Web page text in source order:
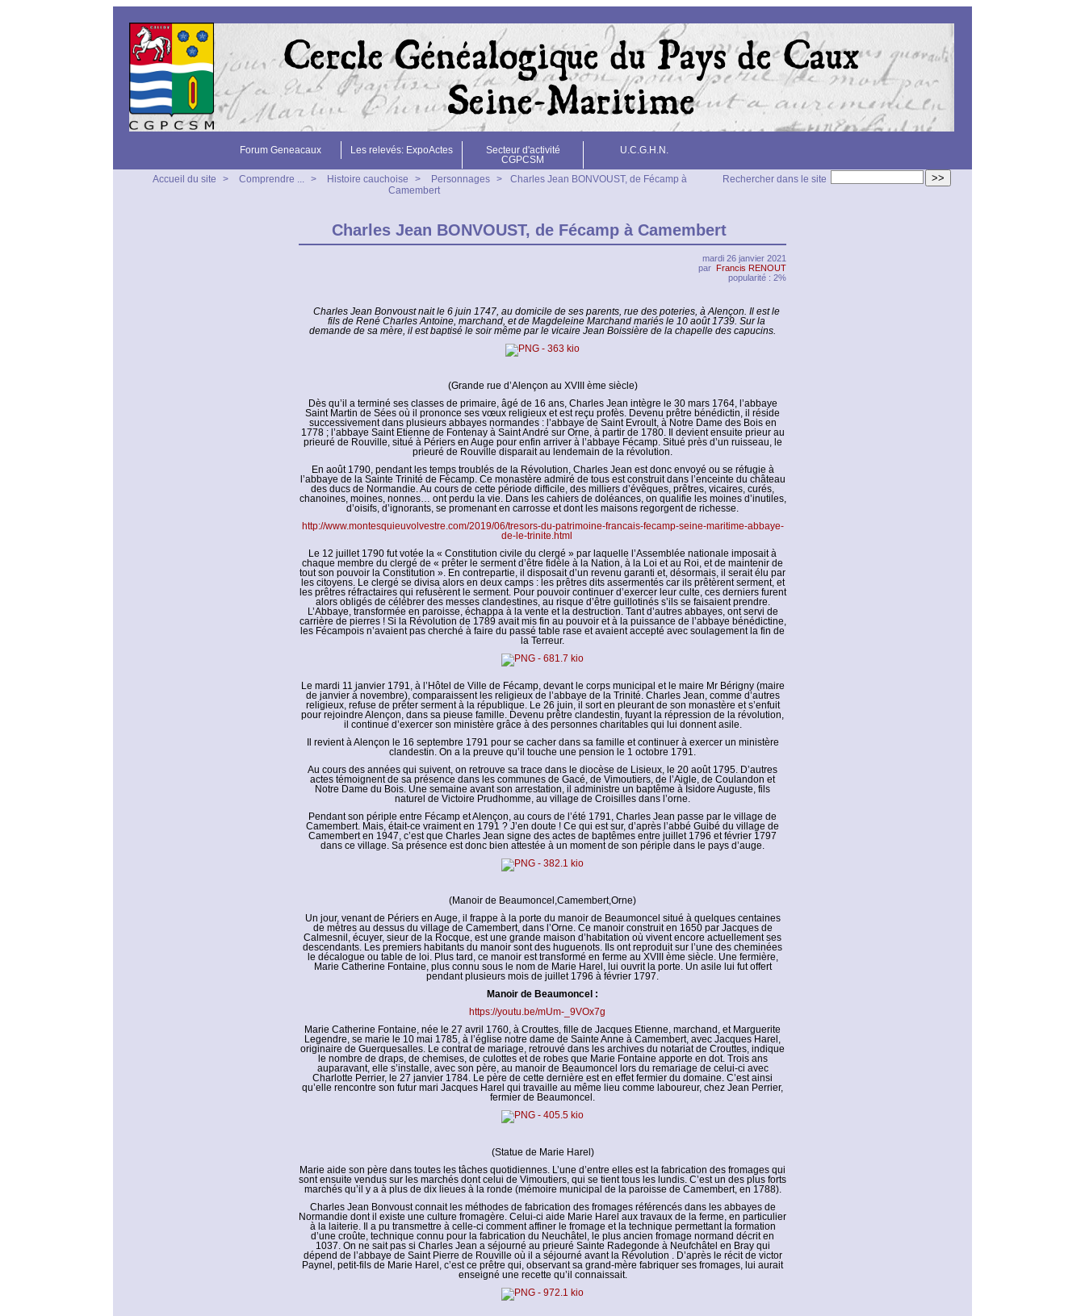
Forum Geneacaux Les relevés: ExpoActes
Secteur d'activité
CGPCSM
U.C.G.H.N.
>>
Rechercher dans le site
Accueil du site > Comprendre ... > Histoire cauchoise > Personnages >
Charles Jean BONVOUST, de Fécamp à
Camembert
Charles Jean BONVOUST, de Fécamp à Camembert
mardi 26 janvier 2021
par Francis RENOUT
popularité : 2%
Charles Jean Bonvoust nait le 6 juin 1747, au domicile de ses parents, rue des poteries, à Alençon. Il est le
fils de René Charles Antoine, marchand, et de Magdeleine Marchand mariés le 10 août 1739. Sur la
demande de sa mère, il est baptisé le soir même par le vicaire Jean Boissière de la chapelle des capucins.
(Grande rue d’Alençon au XVIII ème siècle)
Dès qu’il a terminé ses classes de primaire, âgé de 16 ans, Charles Jean intègre le 30 mars 1764, l’abbaye
Saint Martin de Sées où il prononce ses vœux religieux et est reçu profès. Devenu prêtre bénédictin, il réside
successivement dans plusieurs abbayes normandes : l’abbaye de Saint Evroult, à Notre Dame des Bois en
1778 ; l’abbaye Saint Etienne de Fontenay à Saint André sur Orne, à partir de 1780. Il devient ensuite prieur au
prieuré de Rouville, situé à Périers en Auge pour enfin arriver à l’abbaye Fécamp. Situé près d’un ruisseau, le
prieuré de Rouville disparait au lendemain de la révolution.
En août 1790, pendant les temps troublés de la Révolution, Charles Jean est donc envoyé ou se réfugie à
l’abbaye de la Sainte Trinité de Fécamp. Ce monastère admiré de tous est construit dans l’enceinte du château
des ducs de Normandie. Au cours de cette période difficile, des milliers d’évêques, prêtres, vicaires, curés,
chanoines, moines, nonnes… ont perdu la vie. Dans les cahiers de doléances, on qualifie les moines d’inutiles,
d’oisifs, d’ignorants, se promenant en carrosse et dont les maisons regorgent de richesse.
http://www.montesquieuvolvestre.com/2019/06/tresors-du-patrimoine-francais-fecamp-seine-maritime-abbaye-
de-le-trinite.html
Le 12 juillet 1790 fut votée la « Constitution civile du clergé » par laquelle l’Assemblée nationale imposait à
chaque membre du clergé de « prêter le serment d’être fidèle à la Nation, à la Loi et au Roi, et de maintenir de
tout son pouvoir la Constitution ». En contrepartie, il disposait d’un revenu garanti et, désormais, il serait élu par
les citoyens. Le clergé se divisa alors en deux camps : les prêtres dits assermentés car ils prêtèrent serment, et
les prêtres réfractaires qui refusèrent le serment. Pour pouvoir continuer d’exercer leur culte, ces derniers furent
alors obligés de célébrer des messes clandestines, au risque d’être guillotinés s’ils se faisaient prendre.
L’Abbaye, transformée en paroisse, échappa à la vente et la destruction. Tant d’autres abbayes, ont servi de
carrière de pierres ! Si la Révolution de 1789 avait mis fin au pouvoir et à la puissance de l’abbaye bénédictine,
les Fécampois n’avaient pas cherché à faire du passé table rase et avaient accepté avec soulagement la fin de
la Terreur.
Le mardi 11 janvier 1791, à l’Hôtel de Ville de Fécamp, devant le corps municipal et le maire Mr Bérigny (maire
de janvier à novembre), comparaissent les religieux de l’abbaye de la Trinité. Charles Jean, comme d’autres
religieux, refuse de prêter serment à la république. Le 26 juin, il sort en pleurant de son monastère et s’enfuit
pour rejoindre Alençon, dans sa pieuse famille. Devenu prêtre clandestin, fuyant la répression de la révolution,
il continue d’exercer son ministère grâce à des personnes charitables qui lui donnent asile.
Il revient à Alençon le 16 septembre 1791 pour se cacher dans sa famille et continuer à exercer un ministère
clandestin. On a la preuve qu’il touche une pension le 1 octobre 1791.
Au cours des années qui suivent, on retrouve sa trace dans le diocèse de Lisieux, le 20 août 1795. D’autres
actes témoignent de sa présence dans les communes de Gacé, de Vimoutiers, de l’Aigle, de Coulandon et
Notre Dame du Bois. Une semaine avant son arrestation, il administre un baptême à Isidore Auguste, fils
naturel de Victoire Prudhomme, au village de Croisilles dans l’orne.
Pendant son périple entre Fécamp et Alençon, au cours de l’été 1791, Charles Jean passe par le village de
Camembert. Mais, était-ce vraiment en 1791 ? J’en doute ! Ce qui est sur, d’après l’abbé Guibé du village de
Camembert en 1947, c’est que Charles Jean signe des actes de baptêmes entre juillet 1796 et février 1797
dans ce village. Sa présence est donc bien attestée à un moment de son périple dans le pays d’auge.
(Manoir de Beaumoncel,Camembert,Orne)
Un jour, venant de Périers en Auge, il frappe à la porte du manoir de Beaumoncel situé à quelques centaines
de mètres au dessus du village de Camembert, dans l’Orne. Ce manoir construit en 1650 par Jacques de
Calmesnil, écuyer, sieur de la Rocque, est une grande maison d’habitation où vivent encore actuellement ses
descendants. Les premiers habitants du manoir sont des huguenots. Ils ont reproduit sur l’une des cheminées
le décalogue ou table de loi. Plus tard, ce manoir est transformé en ferme au XVIII ème siècle. Une fermière,
Marie Catherine Fontaine, plus connu sous le nom de Marie Harel, lui ouvrit la porte. Un asile lui fut offert
pendant plusieurs mois de juillet 1796 à février 1797.
Manoir de Beaumoncel :
https://youtu.be/mUm-_9VOx7g
Marie Catherine Fontaine, née le 27 avril 1760, à Crouttes, fille de Jacques Etienne, marchand, et Marguerite
Legendre, se marie le 10 mai 1785, à l’église notre dame de Sainte Anne à Camembert, avec Jacques Harel,
originaire de Guerquesalles. Le contrat de mariage, retrouvé dans les archives du notariat de Crouttes, indique
le nombre de draps, de chemises, de culottes et de robes que Marie Fontaine apporte en dot. Trois ans
auparavant, elle s’installe, avec son père, au manoir de Beaumoncel lors du remariage de celui-ci avec
Charlotte Perrier, le 27 janvier 1784. Le père de cette dernière est en effet fermier du domaine. C’est ainsi
qu’elle rencontre son futur mari Jacques Harel qui travaille au même lieu comme laboureur, chez Jean Perrier,
fermier de Beaumoncel.
(Statue de Marie Harel)
Marie aide son père dans toutes les tâches quotidiennes. L’une d’entre elles est la fabrication des fromages qui
sont ensuite vendus sur les marchés dont celui de Vimoutiers, qui se tient tous les lundis. C’est un des plus forts
marchés qu’il y a à plus de dix lieues à la ronde (mémoire municipal de la paroisse de Camembert, en 1788).
Charles Jean Bonvoust connait les méthodes de fabrication des fromages référencés dans les abbayes de
Normandie dont il existe une culture fromagère. Celui-ci aide Marie Harel aux travaux de la ferme, en particulier
à la laiterie. Il a pu transmettre à celle-ci comment affiner le fromage et la technique permettant la formation
d’une croûte, technique connu pour la fabrication du Neuchâtel, le plus ancien fromage normand décrit en
1037. On ne sait pas si Charles Jean a séjourné au prieuré Sainte Radegonde à Neufchâtel en Bray qui
dépend de l’abbaye de Saint Pierre de Rouville où il a séjourné avant la Révolution . D’après le récit de victor
Paynel, petit-fils de Marie Harel, c’est ce prêtre qui, observant sa grand-mère fabriquer ses fromages, lui aurait
enseigné une recette qu’il connaissait.